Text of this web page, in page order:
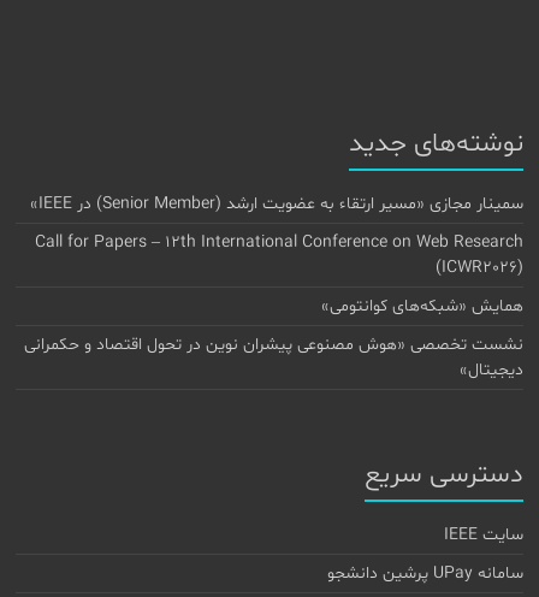
نوشته‌های جدید
سمینار مجازی «مسیر ارتقاء به عضویت ارشد (Senior Member) در IEEE»
Call for Papers – 12th International Conference on Web Research
(ICWR2026)
همایش «شبکه‌های کوانتومی»
نشست تخصصی «هوش مصنوعی پیشران نوین در تحول اقتصاد و حکمرانی
دیجیتال»
دسترسی سریع
سایت IEEE
سامانه UPay پرشین دانشجو